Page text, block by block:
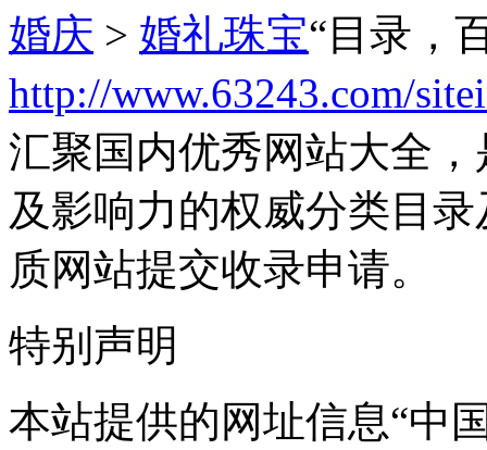
婚庆 > 婚礼珠宝“目录，
http://www.63243.com/
汇聚国内优秀网站大全
及影响力的权威分类目
质网站提交收录申请。
特别声明
本站提供的网址信息“中